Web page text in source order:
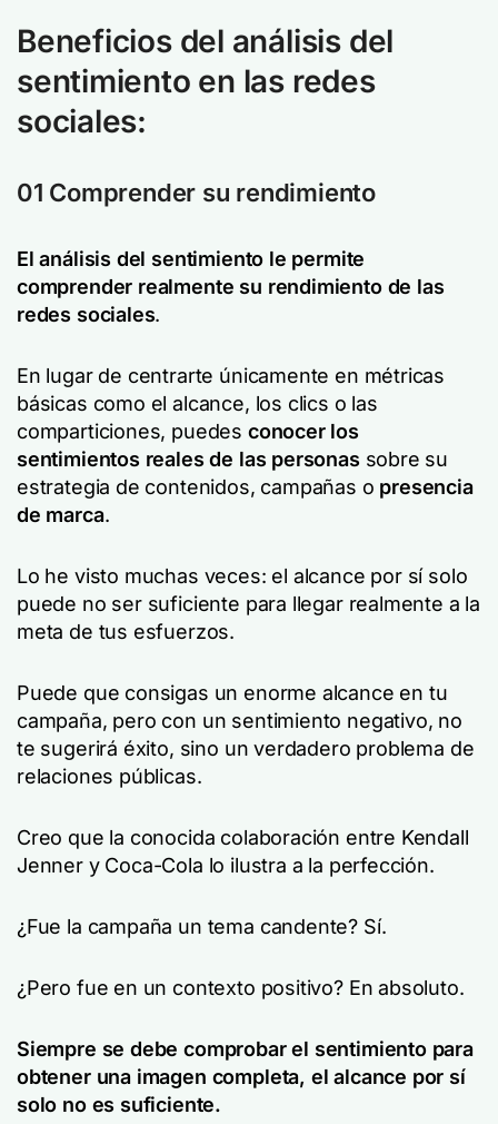
Beneficios del análisis del
sentimiento en las redes
sociales:
01 Comprender su rendimiento
El análisis del sentimiento le permite
comprender realmente su rendimiento de las
redes sociales.
En lugar de centrarte únicamente en métricas
básicas como el alcance, los clics o las
comparticiones, puedes conocer los
sentimientos reales de las personas sobre su
estrategia de contenidos, campañas o presencia
de marca.
Lo he visto muchas veces: el alcance por sí solo
puede no ser suficiente para llegar realmente a la
meta de tus esfuerzos.
Puede que consigas un enorme alcance en tu
campaña, pero con un sentimiento negativo, no
te sugerirá éxito, sino un verdadero problema de
relaciones públicas.
Creo que la conocida colaboración entre Kendall
Jenner y Coca-Cola lo ilustra a la perfección.
¿Fue la campaña un tema candente? Sí.
¿Pero fue en un contexto positivo? En absoluto.
Siempre se debe comprobar el sentimiento para
obtener una imagen completa, el alcance por sí
solo no es suficiente.